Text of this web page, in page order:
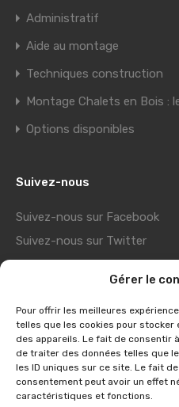
Gérer le
Pour offrir les meilleures
telles que les cookies pour
des appareils. Le fait de consentir
de traiter des données telles que
les ID uniques sur ce site. Le fait
consentement peut avoir un effet
caractéristiques et fonctions.
Administratif
Aide au montage
Techniques construction
Montage Chalets en Bois :
Options disponibles
Suivez-nous
Suivez-nous sur Facebook
Suivez-nous sur Twitter
Suivez-nous sur Youtube
Suivez-nous sur Pinterest
Liens utiles
Showroom Usine
Visite virtuelle